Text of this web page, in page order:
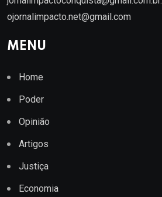
ojornalimpacto.net@gmail.com
MENU
Home
Poder
Opinião
Artigos
Justiça
Economia